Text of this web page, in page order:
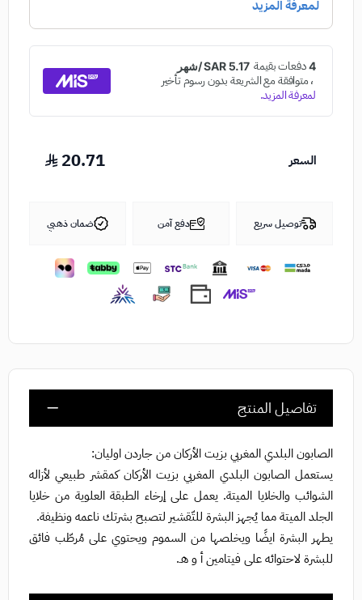
السعر 20.71
توصيل سريع دفع آمن ضمان ذهبي
تفاصيل المنتج
الصابون البلدي المغربي بزيت الأركان من جاردن اوليان:
يستعمل الصابون البلدي المغربي بزيت الأركان كمقشر طبيعي لأزاله
الشوائب والخلايا الميتة. يعمل على إرخاء الطبقة العلوية من خلايا
الجلد الميتة مما يُجهز البشرة للتّقشير لتصبح بشرتك ناعمه ونظيفة.
يطهر البشرة ايضًا ويخلصها من السموم ويحتوي على مُرطّب فائق
للبشرة لاحتوائه على فيتامين أ و هـ.